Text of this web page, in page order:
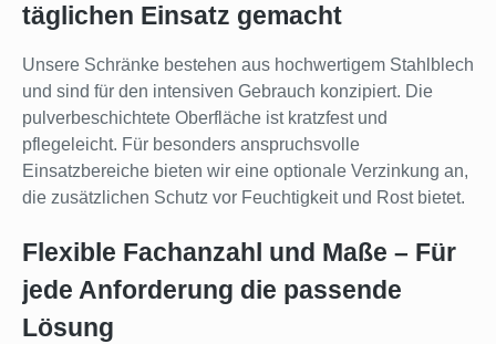
täglichen Einsatz gemacht
Unsere Schränke bestehen aus hochwertigem Stahlblech
und sind für den intensiven Gebrauch konzipiert. Die
pulverbeschichtete Oberfläche ist kratzfest und
pflegeleicht. Für besonders anspruchsvolle
Einsatzbereiche bieten wir eine optionale Verzinkung an,
die zusätzlichen Schutz vor Feuchtigkeit und Rost bietet.
Flexible Fachanzahl und Maße – Für
jede Anforderung die passende
Lösung